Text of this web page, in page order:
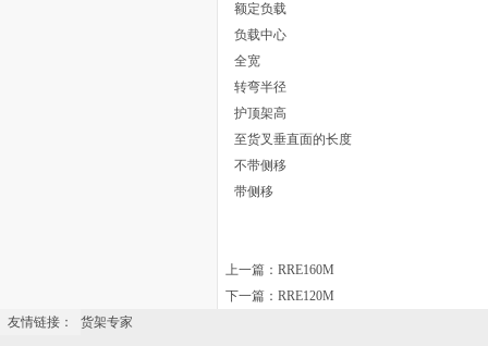
额定负载
负载中心
全宽
转弯半径
护顶架高
至货叉垂直面的长度
不带侧移
带侧移
上一篇： RRE160M
下一篇： RRE120M
友情链接：
货架专家